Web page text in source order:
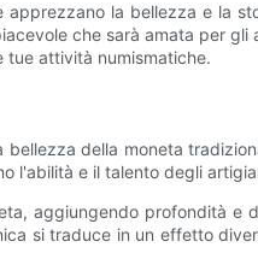
la bellezza e la
che sarà amata per
tue attività numismatiche.
della moneta
l'abilità e il talento degli
aggiungendo profondità e
si traduce in un effetto